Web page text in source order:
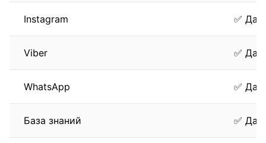
Instagram ✅ Да
Viber ✅ Да
WhatsApp ✅ Да
База знаний ✅ Да